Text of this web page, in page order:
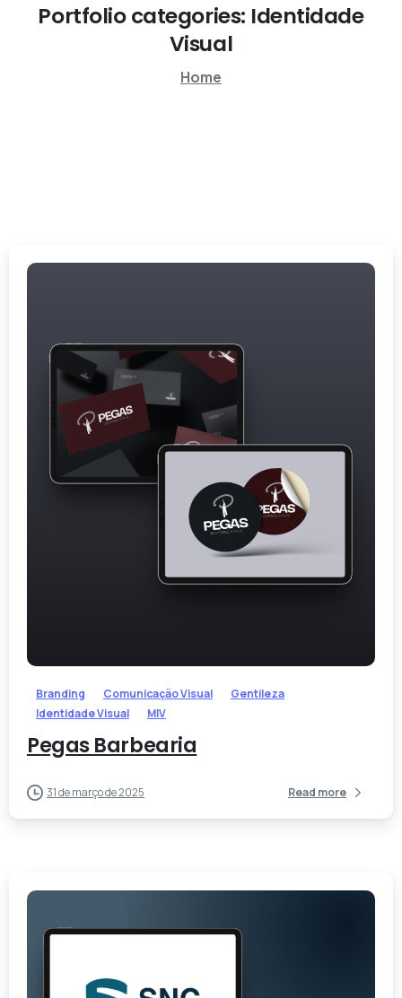
Portfolio categories: Identidade
Visual
Home
Branding Comunicação Visual
Gentileza
Identidade Visual
MIV
Pegas Barbearia
31 de março de 2025 Read more